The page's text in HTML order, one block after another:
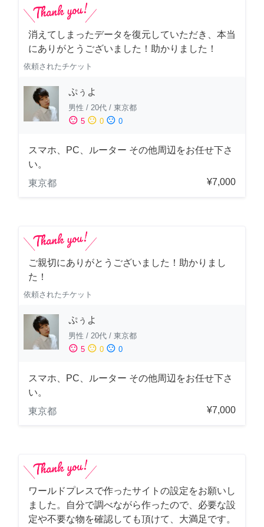
消えてしまったデータを復元していただき、本当
にありがとうございました！助かりました！
依頼されたチケット
ぷぅよ
男性 / 20代 / 東京都
sentiment_satisfied 5 sentiment_neutral 0 sentiment_dissatisfied 0
スマホ、PC、ルーター その他周辺をお任せ下さ
い。
東京都
¥7,000
ご親切にありがとうございました！助かりまし
た！
依頼されたチケット
ぷぅよ
男性 / 20代 / 東京都
sentiment_satisfied 5 sentiment_neutral 0 sentiment_dissatisfied 0
スマホ、PC、ルーター その他周辺をお任せ下さ
い。
東京都
¥7,000
ワールドプレスで作ったサイトの設定をお願いし
ました。自分で調べながら作ったので、必要な設
定や不要な物を確認しても頂けて、大満足です。